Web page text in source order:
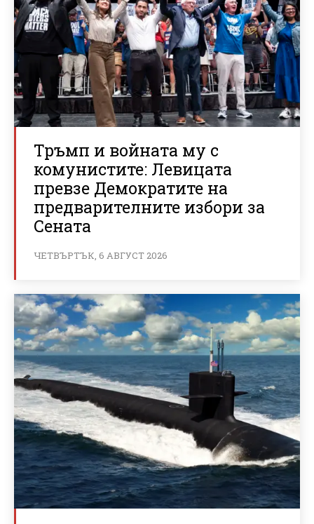
Тръмп и войната му с
комунистите: Левицата
превзе Демократите на
предварителните избори за
Сената
ЧЕТВЪРТЪК, 6 АВГУСТ 2026